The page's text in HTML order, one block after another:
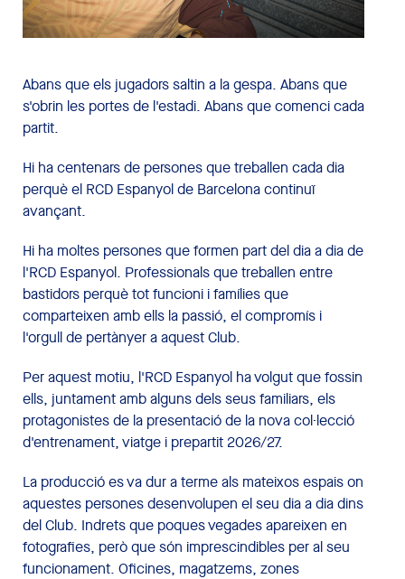
Abans que els jugadors saltin a la gespa. Abans que
s'obrin les portes de l'estadi. Abans que comenci cada
partit.
Hi ha centenars de persones que treballen cada dia
perquè el RCD Espanyol de Barcelona continuï
avançant.
Hi ha moltes persones que formen part del dia a dia de
l'RCD Espanyol. Professionals que treballen entre
bastidors perquè tot funcioni i famílies que
comparteixen amb ells la passió, el compromís i
l'orgull de pertànyer a aquest Club.
Per aquest motiu, l'RCD Espanyol ha volgut que fossin
ells, juntament amb alguns dels seus familiars, els
protagonistes de la presentació de la nova col·lecció
d'entrenament, viatge i prepartit 2026/27.
La producció es va dur a terme als mateixos espais on
aquestes persones desenvolupen el seu dia a dia dins
del Club. Indrets que poques vegades apareixen en
fotografies, però que són imprescindibles per al seu
funcionament. Oficines, magatzems, zones